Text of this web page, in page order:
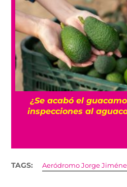
¿Se acabó el
inspecciones al
TAGS: Aeródromo Jorge